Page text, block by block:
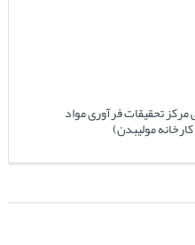
تحقیقات فرآوری مواد
مولیبدن)